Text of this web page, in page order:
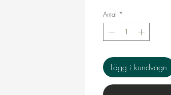
Antal *
Lägg i kundvagn